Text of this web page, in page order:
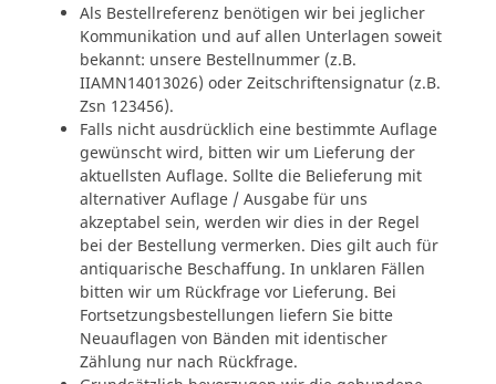
Als Bestellreferenz benötigen wir bei jeglicher
Kommunikation und auf allen Unterlagen soweit
bekannt: unsere Bestellnummer (z.B.
IIAMN14013026) oder Zeitschriftensignatur (z.B.
Zsn 123456).
Falls nicht ausdrücklich eine bestimmte Auflage
gewünscht wird, bitten wir um Lieferung der
aktuellsten Auflage. Sollte die Belieferung mit
alternativer Auflage / Ausgabe für uns
akzeptabel sein, werden wir dies in der Regel
bei der Bestellung vermerken. Dies gilt auch für
antiquarische Beschaffung. In unklaren Fällen
bitten wir um Rückfrage vor Lieferung. Bei
Fortsetzungsbestellungen liefern Sie bitte
Neuauflagen von Bänden mit identischer
Zählung nur nach Rückfrage.